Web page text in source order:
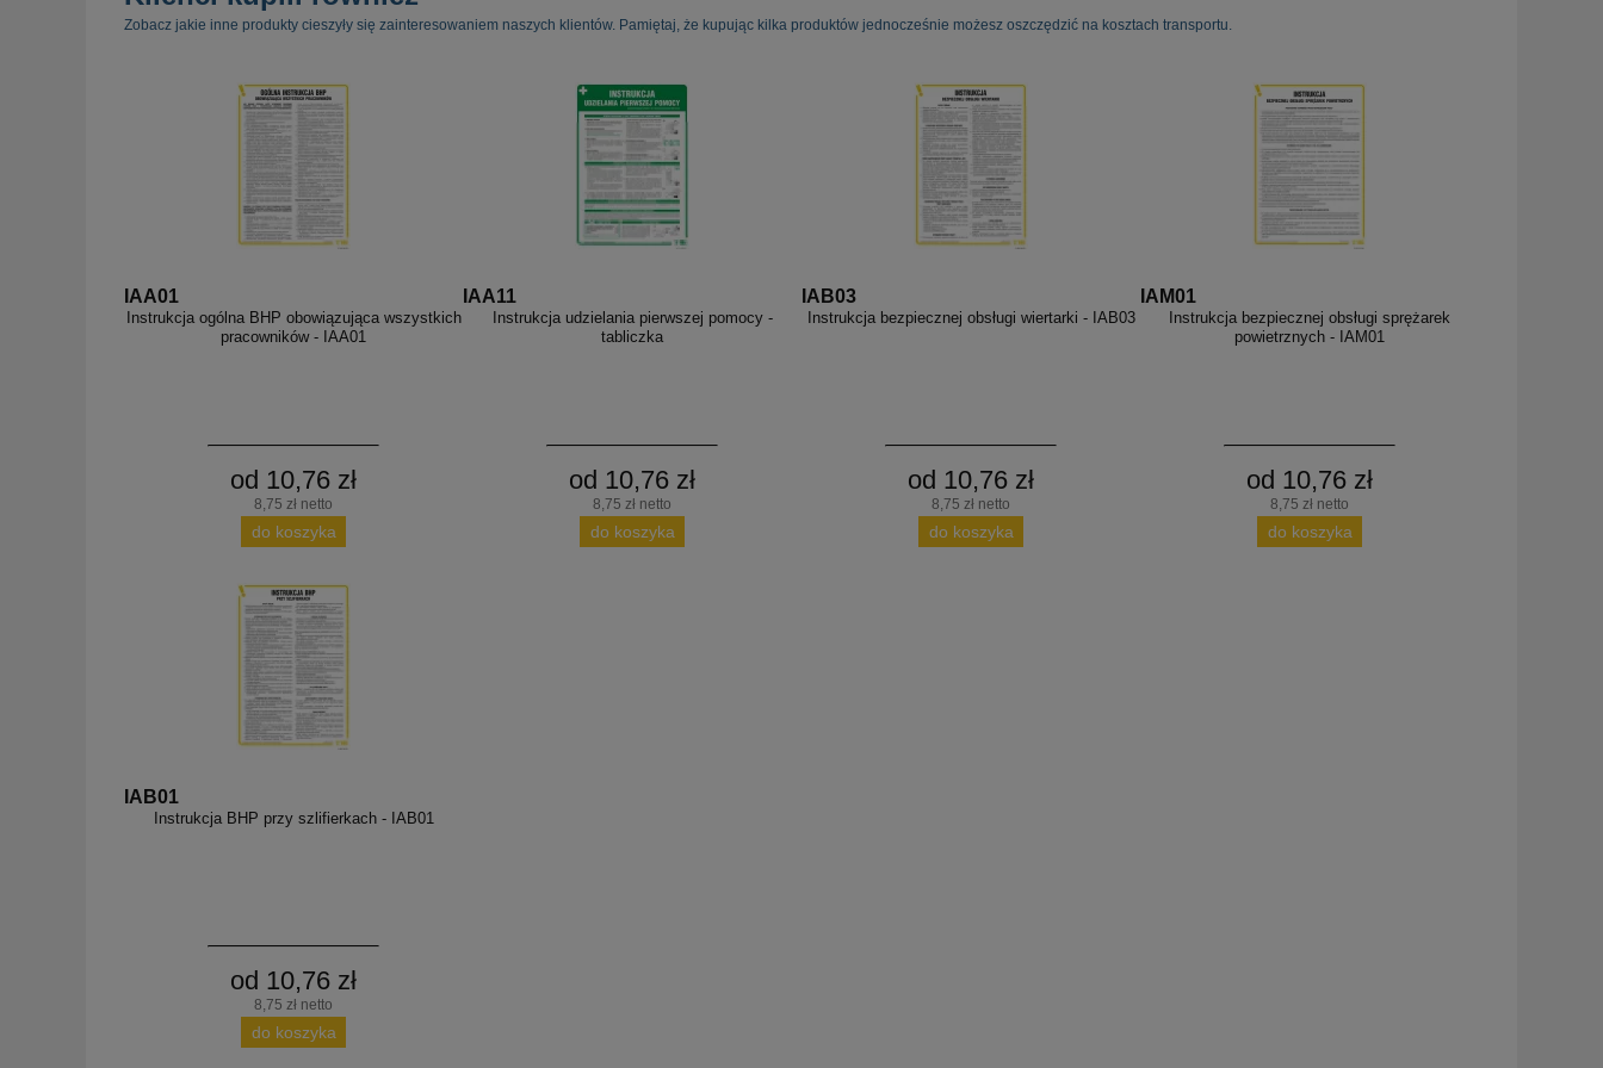
Zobacz jakie inne produkty cieszyły się zainteresowaniem naszych klientów. Pamiętaj, że kupując kilka produktów jednocześnie możesz oszczędzić na kosztach transportu.
IAA01
Instrukcja ogólna BHP obowiązująca wszystkich
pracowników - IAA01
od 10,76 zł
8,75 zł netto
do koszyka
IAA11
Instrukcja udzielania pierwszej pomocy -
tabliczka
od 10,76 zł
8,75 zł netto
do koszyka
IAB03
Instrukcja bezpiecznej obsługi wiertarki - IAB03
od 10,76 zł
8,75 zł netto
do koszyka
IAM01
Instrukcja bezpiecznej obsługi sprężarek
powietrznych - IAM01
od 10,76 zł
8,75 zł netto
do koszyka
IAB01
Instrukcja BHP przy szlifierkach - IAB01
od 10,76 zł
8,75 zł netto
do koszyka